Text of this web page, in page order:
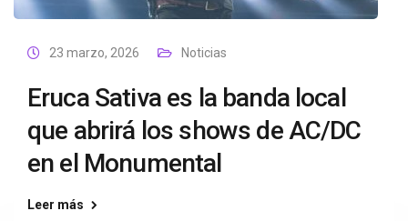
23 marzo, 2026 Noticias
Eruca Sativa es la banda local
que abrirá los shows de AC/DC
en el Monumental
Leer más